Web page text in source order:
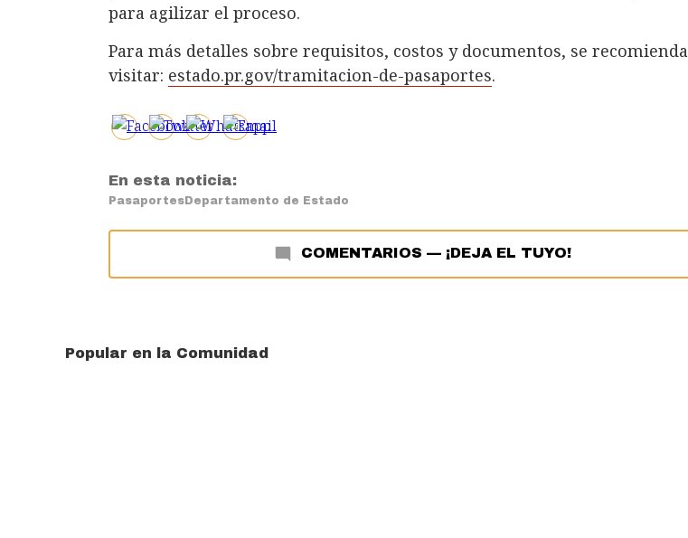
para agilizar el proceso.
Para más detalles sobre requisitos, costos y documentos, se recomienda
visitar: estado.pr.gov/tramitacion-de-pasaportes.
En esta noticia:
PasaportesDepartamento de Estado
COMENTARIOS — ¡DEJA EL TUYO!
Popular en la Comunidad